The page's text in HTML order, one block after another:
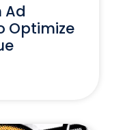
Ad
Optimize